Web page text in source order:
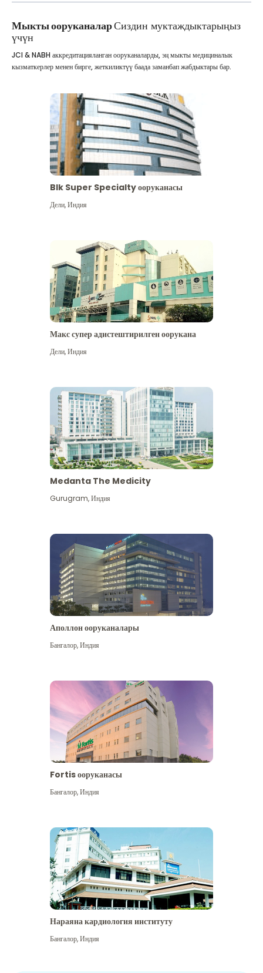
Мыкты ооруканаларСиздин муктаждыктарыңыз
үчүн
JCI & NABH аккредитацияланган ооруканаларды, эң мыкты медициналык
кызматкерлер менен бирге, жеткиликтүү баада заманбап жабдыктары бар.
Blk Super Specialty ооруканасы
Дели,Индия
Макс супер адистештирилген оорукана
Дели,Индия
Medanta The Medicity
Gurugram,Индия
Аполлон ооруканалары
Бангалор,Индия
Fortis ооруканасы
Бангалор,Индия
Нараяна кардиология институту
Бангалор,Индия